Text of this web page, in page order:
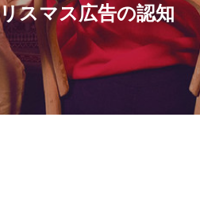
スマス広告の認知